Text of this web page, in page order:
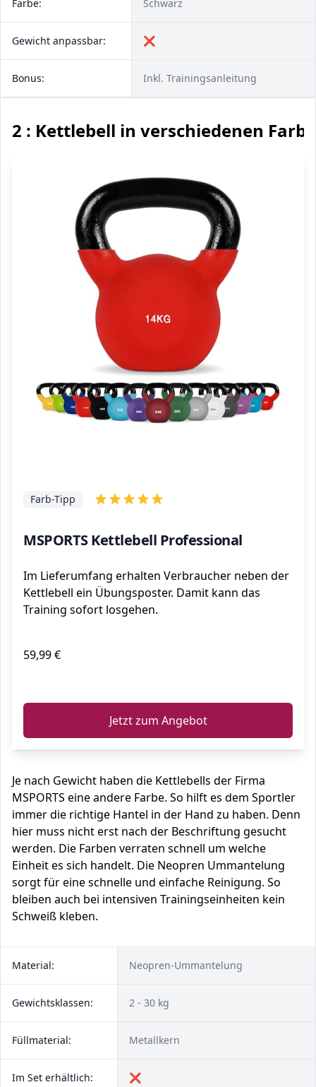
Farbe: Schwarz
Gewicht anpassbar: ❌
Bonus: Inkl. Trainingsanleitung
2 : Kettlebell in verschiedenen
MSPORTS Kettlebell Professional
Farb-Tipp
Im Lieferumfang erhalten Verbraucher neben der
Kettlebell ein Übungsposter. Damit kann das
Training sofort losgehen.
59,99 €
Jetzt zum Angebot
Je nach Gewicht haben die Kettlebells der Firma
MSPORTS eine andere Farbe. So hilft es dem Sportler
immer die richtige Hantel in der Hand zu haben. Denn
hier muss nicht erst nach der Beschriftung gesucht
werden. Die Farben verraten schnell um welche
Einheit es sich handelt. Die Neopren Ummantelung
sorgt für eine schnelle und einfache Reinigung. So
bleiben auch bei intensiven Trainingseinheiten kein
Schweiß kleben.
Material: Neopren-Ummantelung
Gewichtsklassen: 2 - 30 kg
Füllmaterial: Metallkern
Im Set erhältlich: ❌